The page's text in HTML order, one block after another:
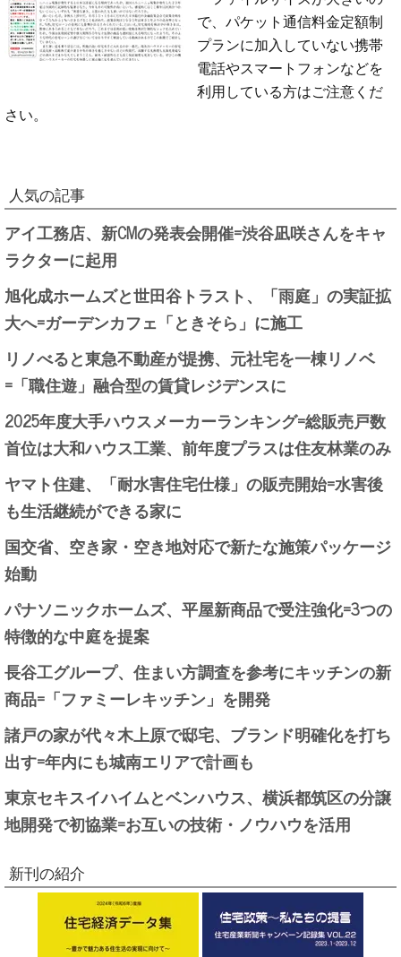
で、パケット通信料金定額制
プランに加入していない携帯
電話やスマートフォンなどを
利用している方はご注意くだ
さい。
人気の記事
アイ工務店、新CMの発表会開催=渋谷凪咲さんをキャ
ラクターに起用
旭化成ホームズと世田谷トラスト、「雨庭」の実証拡
大へ=ガーデンカフェ「ときそら」に施工
リノべると東急不動産が提携、元社宅を一棟リノベ
=「職住遊」融合型の賃貸レジデンスに
2025年度大手ハウスメーカーランキング=総販売戸数
首位は大和ハウス工業、前年度プラスは住友林業のみ
ヤマト住建、「耐水害住宅仕様」の販売開始=水害後
も生活継続ができる家に
国交省、空き家・空き地対応で新たな施策パッケージ
始動
パナソニックホームズ、平屋新商品で受注強化=3つの
特徴的な中庭を提案
長谷工グループ、住まい方調査を参考にキッチンの新
商品=「ファミーレキッチン」を開発
諸戸の家が代々木上原で邸宅、ブランド明確化を打ち
出す=年内にも城南エリアで計画も
東京セキスイハイムとベンハウス、横浜都筑区の分譲
地開発で初協業=お互いの技術・ノウハウを活用
新刊の紹介